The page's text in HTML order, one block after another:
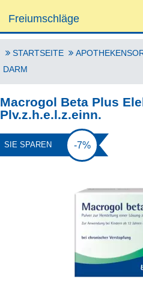
Freiumschläge
STARTSEITE
DARM
Macrogol Beta Plus
Plv.z.h.e.l.z.einn.
SIE SPAREN -7%